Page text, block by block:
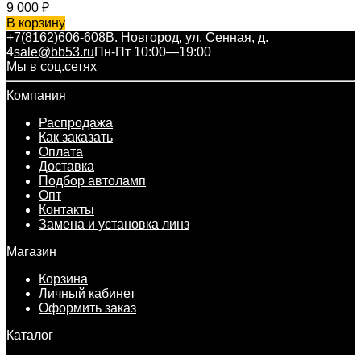
9 000 ₽
В корзину
+7(8162)606-608В. Новгород, ул. Сенная, д.
4sale@bb53.ruПн-Пт 10:00—19:00
Мы в соц.сетях
Компания
Распродажа
Как заказать
Оплата
Доставка
Подбор автоламп
Опт
Контакты
Замена и установка линз
Магазин
Корзина
Личный кабинет
Оформить заказ
Каталог